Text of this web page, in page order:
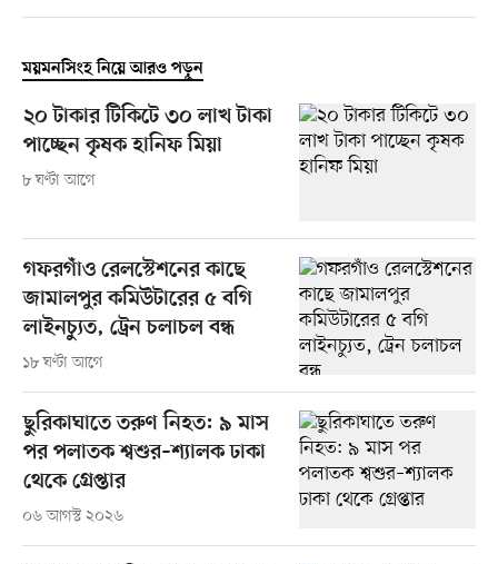
ময়মনসিংহ নিয়ে আরও পড়ুন
২০ টাকার টিকিটে ৩০ লাখ টাকা
পাচ্ছেন কৃষক হানিফ মিয়া
৮ ঘণ্টা আগে
গফরগাঁও রেলস্টেশনের কাছে
জামালপুর কমিউটারের ৫ বগি
লাইনচ্যুত, ট্রেন চলাচল বন্ধ
১৮ ঘণ্টা আগে
ছুরিকাঘাতে তরুণ নিহত: ৯ মাস
পর পলাতক শ্বশুর–শ্যালক ঢাকা
থেকে গ্রেপ্তার
০৬ আগস্ট ২০২৬